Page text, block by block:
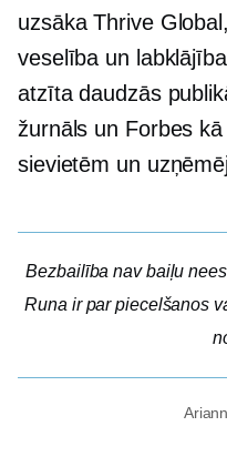
uzsāka Thrive
veselība un labklājība
atzīta daudzās
žurnāls un Forbes
sievietēm un
Bezbailība nav baiļu
Runa ir par piecelšanos